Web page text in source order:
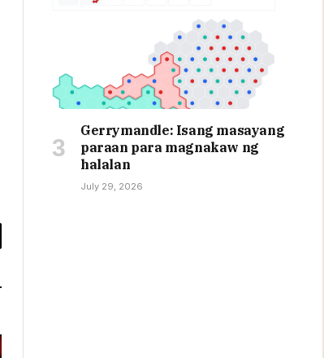
Gerrymandle: Isang masayang
paraan para magnakaw ng
halalan
July 29, 2026